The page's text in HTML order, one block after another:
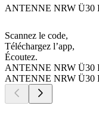
ANTENNE NRW Ü30
Scannez le code,
Téléchargez l’app,
Écoutez.
ANTENNE NRW Ü30
ANTENNE NRW Ü30